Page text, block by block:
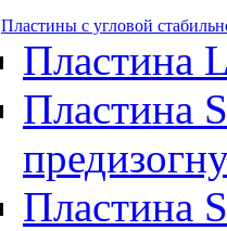
Пластины с угловой
Пластина
Пластина
Пластина